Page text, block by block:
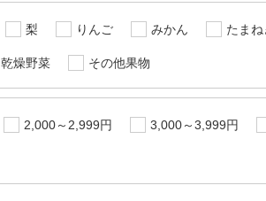
梨 りんご みかん たまね
乾燥野菜 その他果物
2,000～2,999円 3,000～3,999円